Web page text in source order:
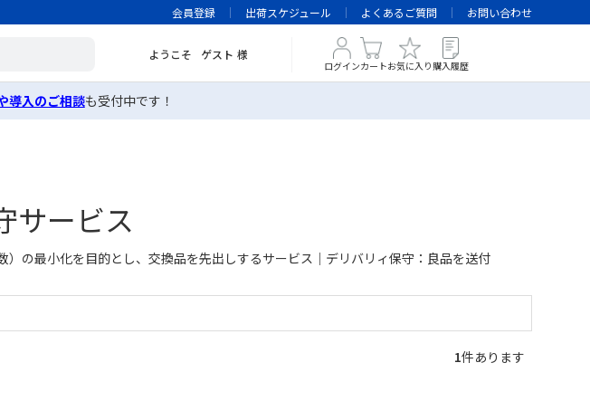
会員登録 出荷スケジュール よくあるご質問 お問い合わせ
ようこそ ゲスト 様
ログインカートお気に入り 購入履歴
導入のご相談も受付中です！
サービス
の最小化を目的とし、交換品を先出しするサービス｜デリバリィ保守：良品を送付
1件あります